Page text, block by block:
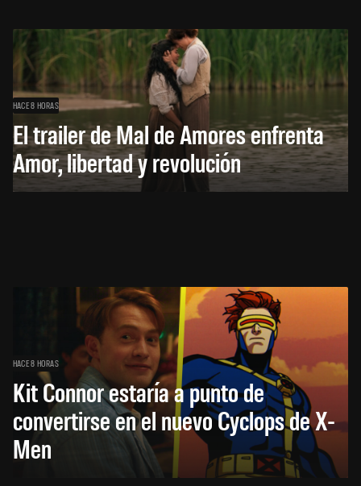
HACE 8 HORAS
El trailer de Mal de Amores enfrenta
Amor, libertad y revolución
HACE 8 HORAS
Kit Connor estaría a punto de
convertirse en el nuevo Cyclops de X-
Men